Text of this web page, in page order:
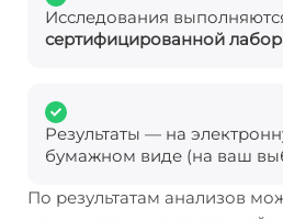
Исследования
сертифицированной
Результаты — на
бумажном виде (на ваш
По результатам анализов